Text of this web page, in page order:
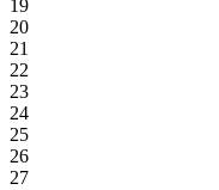
19
20
21
22
23
24
25
26
27